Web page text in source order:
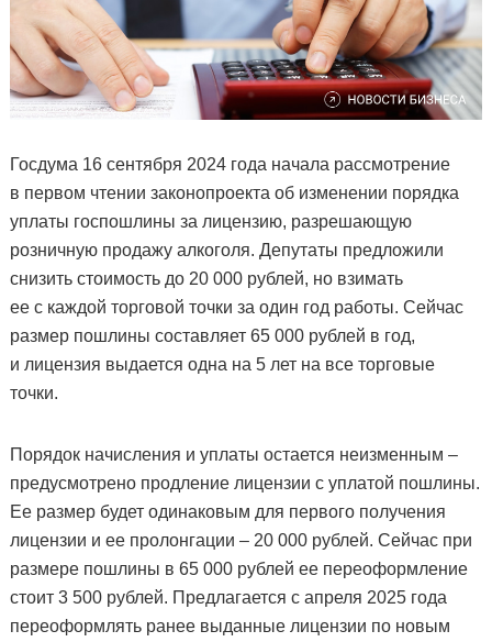
Госдума 16 сентября 2024 года начала рассмотрение
в первом чтении законопроекта об изменении порядка
уплаты госпошлины за лицензию, разрешающую
розничную продажу алкоголя. Депутаты предложили
снизить стоимость до 20 000 рублей, но взимать
ее с каждой торговой точки за один год работы. Сейчас
размер пошлины составляет 65 000 рублей в год,
и лицензия выдается одна на 5 лет на все торговые
точки.
Порядок начисления и уплаты остается неизменным –
предусмотрено продление лицензии с уплатой пошлины.
Ее размер будет одинаковым для первого получения
лицензии и ее пролонгации – 20 000 рублей. Сейчас при
размере пошлины в 65 000 рублей ее переоформление
стоит 3 500 рублей. Предлагается с апреля 2025 года
переоформлять ранее выданные лицензии по новым